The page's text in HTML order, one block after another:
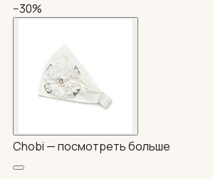
−30%
Chobi —посмотреть больше